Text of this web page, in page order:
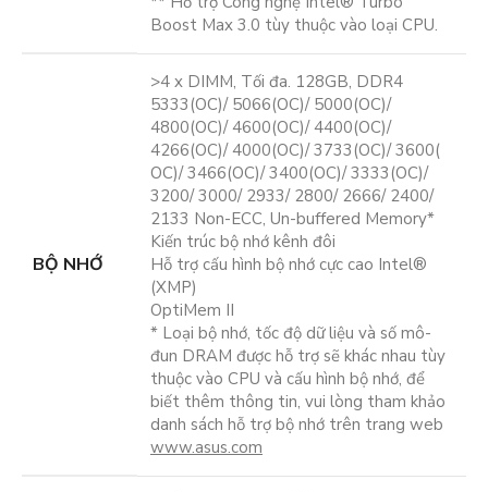
Boost Max 3.0 tùy thuộc vào loại CPU.
BỘ NHỚ
>4 x DIMM, Tối đa. 128GB, DDR4
5333(OC)/ 5066(OC)/ 5000(OC)/
4800(OC)/ 4600(OC)/ 4400(OC)/
4266(OC)/ 4000(OC)/ 3733(OC)/ 3600(
OC)/ 3466(OC)/ 3400(OC)/ 3333(OC)/
3200/ 3000/ 2933/ 2800/ 2666/ 2400/
2133 Non-ECC, Un-buffered Memory*
Kiến trúc bộ nhớ kênh đôi
Hỗ trợ cấu hình bộ nhớ cực cao Intel®
(XMP)
OptiMem II
* Loại bộ nhớ, tốc độ dữ liệu và số mô-
đun DRAM được hỗ trợ sẽ khác nhau tùy
thuộc vào CPU và cấu hình bộ nhớ, để
biết thêm thông tin, vui lòng tham khảo
danh sách hỗ trợ bộ nhớ trên trang web
www.asus.com